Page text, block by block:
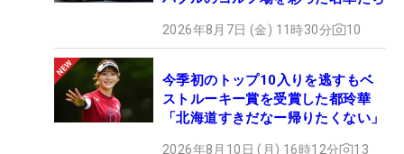
2026年8月7日 (金) 11時30分 10
今季初のトップ10入りを逃すもベ
ストルーキー賞を受賞した都玲華
「北海道すきだなー帰りたくない」
2026年8月10日 (月) 16時12分 13